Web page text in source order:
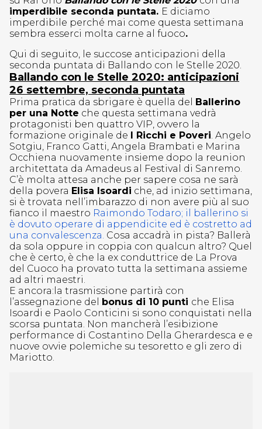
imperdibile seconda puntata. E diciamo
imperdibile perché mai come questa settimana
sembra esserci molta carne al fuoco.
Qui di seguito, le succose anticipazioni della
seconda puntata di Ballando con le Stelle 2020.
Ballando con le Stelle 2020: anticipazioni
26 settembre, seconda puntata
Prima pratica da sbrigare è quella del Ballerino
per una Notte che questa settimana vedrà
protagonisti ben quattro VIP, ovvero la
formazione originale de I Ricchi e Poveri. Angelo
Sotgiu, Franco Gatti, Angela Brambati e Marina
Occhiena nuovamente insieme dopo la reunion
architettata da Amadeus al Festival di Sanremo.
C’è molta attesa anche per sapere cosa ne sarà
della povera Elisa Isoardi che, ad inizio settimana,
si è trovata nell’imbarazzo di non avere più al suo
fianco il maestro Raimondo Todaro; il ballerino si
è dovuto operare di appendicite ed è costretto ad
una convalescenza. Cosa accadrà in pista? Ballerà
da sola oppure in coppia con qualcun altro? Quel
che è certo, è che la ex conduttrice de La Prova
del Cuoco ha provato tutta la settimana assieme
ad altri maestri.
E ancora:la trasmissione partirà con
l’assegnazione del bonus di 10 punti che Elisa
Isoardi e Paolo Conticini si sono conquistati nella
scorsa puntata. Non mancherà l’esibizione
performance di Costantino Della Gherardesca e e
nuove ovvie polemiche su tesoretto e gli zero di
Mariotto.